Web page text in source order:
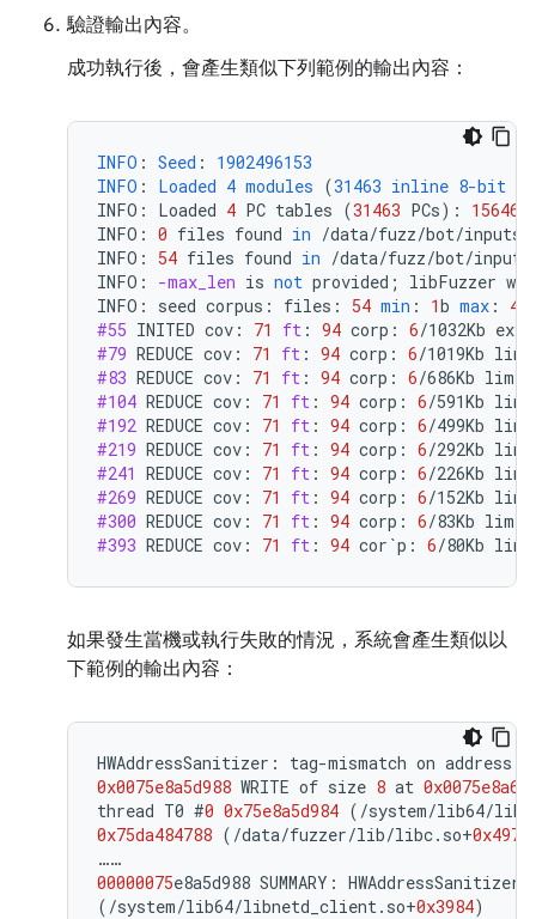
驗證輸出內容。
成功執行後，會產生類似下列範例的輸出內容：
INFO : Seed :
1902496153
INFO : Loaded 4 modules (31463 inline 8-bit
INFO : Loaded 4 PC tables (31463 PCs): 15646
INFO : 0 files found in /data/fuzz/bot/inputs
INFO : 54 files found in /data/fuzz/bot/inputs
INFO : -max_len is not provided ; libFuzzer
INFO : seed corpus : files : 54 min : 1b max :
#55 INITED cov : 71 ft : 94 corp : 6/1032Kb exec
#79 REDUCE cov : 71 ft : 94 corp : 6/1019Kb lim
#83 REDUCE cov : 71 ft : 94 corp : 6/686Kb lim
#104 REDUCE cov : 71 ft : 94 corp : 6/591Kb lim
#192 REDUCE cov : 71 ft : 94 corp : 6/499Kb lim
#219 REDUCE cov : 71 ft : 94 corp : 6/292Kb lim
#241 REDUCE cov : 71 ft : 94 corp : 6/226Kb lim
#269 REDUCE cov : 71 ft : 94 corp : 6/152Kb lim
#300 REDUCE cov : 71 ft : 94 corp : 6/83Kb lim
#393 REDUCE cov : 71 ft : 94 cor `p : 6/80Kb lim
如果發生當機或執行失敗的情況，系統會產生類似以
下範例的輸出內容：
HWAddressSanitizer : tag-mismatch on address
0x0075e8a5d988 WRITE of size 8 at
thread T0 #0 0x75e8a5d984 ( /system/lib64/
0x75da484788 ( /data/fuzzer/lib/libc. so+
……
00000075e8a5d988 SUMMARY : HWAddressSanitizer
( /system/lib64/libnetd_client. so+0x3984)